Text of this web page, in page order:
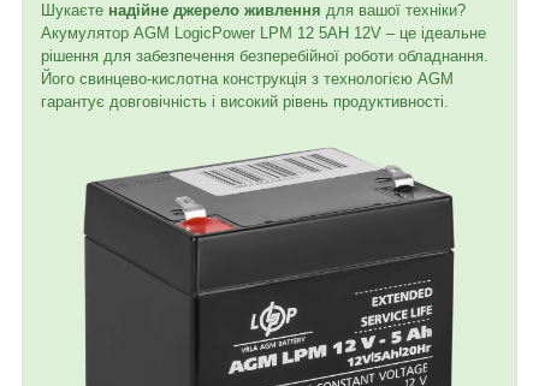
Шукаєте надійне джерело живлення для вашої техніки?
Акумулятор AGM LogicPower LPM 12 5AH 12V – це ідеальне
рішення для забезпечення безперебійної роботи обладнання.
Його свинцево-кислотна конструкція з технологією AGM
гарантує довговічність і високий рівень продуктивності.